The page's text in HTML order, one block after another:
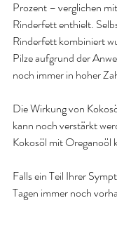
Prozent – verglichen
Rinderfett enthielt.
Rinderfett kombiniert
Pilze aufgrund der
noch immer in hoher
Die Wirkung von
kann noch verstärkt
Kokosöl mit Oreganoöl
Falls ein Teil Ihrer
Tagen immer noch